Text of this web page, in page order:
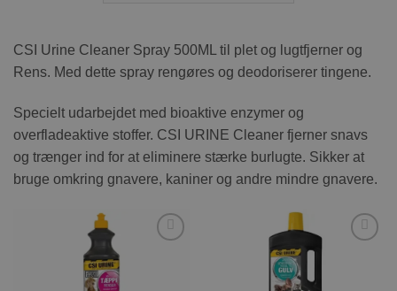
CSI Urine Cleaner Spray 500ML til plet og lugtfjerner og
Rens. Med dette spray rengøres og deodoriserer tingene.
Specielt udarbejdet med bioaktive enzymer og
overfladeaktive stoffer. CSI URINE Cleaner fjerner snavs
og trænger ind for at eliminere stærke burlugte. Sikker at
bruge omkring gnavere, kaniner og andre mindre gnavere.